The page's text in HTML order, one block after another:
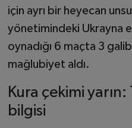
için ayrı bir heyecan
yönetimindeki Ukrayna
oynadığı 6 maçta 3
mağlubiyet aldı.
Kura çekimi yarın:
bilgisi